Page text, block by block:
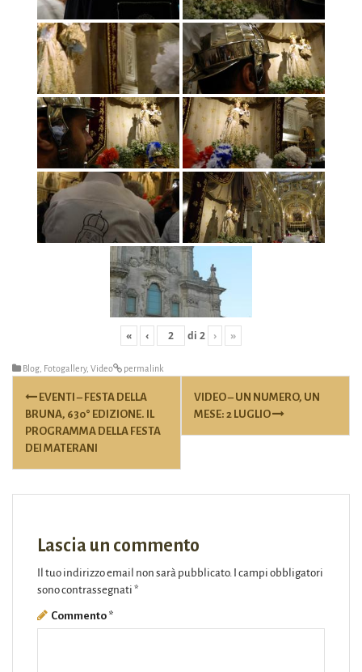
« ‹ di 2 › »
Blog Fotogallery, Video permalink
Post
navigation
EVENTI – FESTA DELLA
BRUNA, 630° EDIZIONE. IL
PROGRAMMA DELLA FESTA
DEI MATERANI
VIDEO – UN NUMERO, UN
MESE: 2 LUGLIO
Lascia un commento
Il tuo indirizzo email non sarà pubblicato. I campi obbligatori
sono contrassegnati *
Commento *